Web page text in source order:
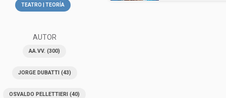
TEATRO | TEORÍA
AUTOR
AA.VV. (300)
JORGE DUBATTI(43)
OSVALDO PELLETTIERI (40)